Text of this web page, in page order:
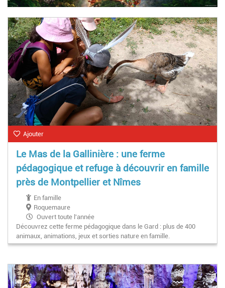
Ajouter
Le Mas de la Gallinière : une ferme
pédagogique et refuge à découvrir en famille
près de Montpellier et Nîmes
En famille
Roquemaure
Ouvert toute l'année
Découvrez cette ferme pédagogique dans le Gard : plus de 400
animaux, animations, jeux et sorties nature en famille.